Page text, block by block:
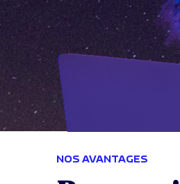
NOS AVANTAGES